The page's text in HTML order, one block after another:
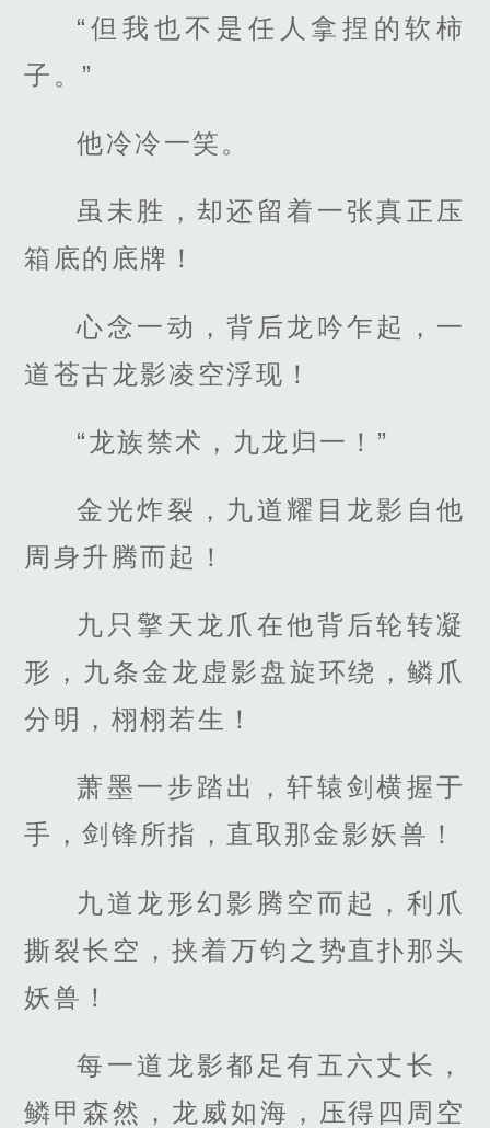
“但我也不是任人拿捏的软柿
子。”
他冷冷一笑。
虽未胜，却还留着一张真正压
箱底的底牌！
心念一动，背后龙吟乍起，一
道苍古龙影凌空浮现！
“龙族禁术，九龙归一！”
金光炸裂，九道耀目龙影自他
周身升腾而起！
九只擎天龙爪在他背后轮转凝
形，九条金龙虚影盘旋环绕，鳞爪
分明，栩栩若生！
萧墨一步踏出，轩辕剑横握于
手，剑锋所指，直取那金影妖兽！
九道龙形幻影腾空而起，利爪
撕裂长空，挟着万钧之势直扑那头
妖兽！
每一道龙影都足有五六丈长，
鳞甲森然，龙威如海，压得四周空